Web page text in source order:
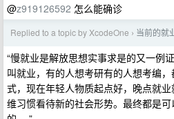
@z919126592 怎么能确诊
Replied to a topic by XcodeOne › 当前的就
“慢就业是解放思想实事求是的又一例
叫就业，有的人想考研有的人想考编
式，现在年轻人物质起点好，晚点就
维习惯看待新的社会形势。最终都是